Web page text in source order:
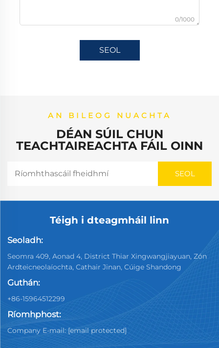
0/1000
SEOL
AN BILEOG NUACHTA
DÉAN SÚIL CHUN
TEACHTAIREACHTA FÁIL OINN
Téigh i dteagmháil linn
Seoladh:
Seomra 409, Aonad 4, District Thiar Xingwangjiayuan, Zón
Ardteicneolaíochta, Cathair Jinan, Cúige Shandong
Guthán:
+86-15964512299
Ríomhphost:
Company E-mail: [email protected]